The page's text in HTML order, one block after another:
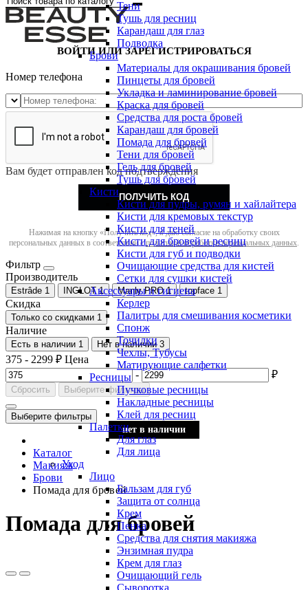
Тени
Тушь для ресниц
Карандаш для глаз
Подводка
Брови
Материалы для окрашивания бровей
Пинцеты для бровей
Укладка и ламинирование бровей
Краска для бровей
Средства для роста бровей
Карандаш для бровей
Помада для бровей
Тени для бровей
Гель для бровей
Тушь для бровей
Кисти
Кисти для пудры, румян и хайлайтера
Кисти для кремовых текстур
Кисти для теней
Кисти для бровей и ресниц
Кисти для губ и подводки
Очищающие средства для кистей
Сетки для сушки кистей
Аксессуары и гигиена
Керлер
Палитры для смешивания косметики
Спонж
Точилки
Чехлы, Тубусы
Матирующие салфетки
Ресницы
Пучковые ресницы
Накладные ресницы
Клей для ресниц
Палетки
Для глаз
Для лица
Уход
Лицо
Бальзам для губ
Защита от солнца
Крем
Пенка
Средства для снятия макияжа
Энзимная пудра
Крем для глаз
Очищающий гель
Сыворотка
ВОЙТИ ИЛИ ЗАРЕГИСТРИРОВАТЬСЯ
Номер телефона
Вам будет отправлен код подтверждения
ПОЛУЧИТЬ КОД
Нажимая на кнопку «Получить код», я даю согласие на обработку своих
персональных данных в соответствии сполитикой обработки персональных данных.
Фильтр
Производитель
Estrâde 1 INGLOT 1 Manly PRO 1 topface 1
Скидка
Только со cкидками 1
Наличие
Есть в наличии 1 Нет в наличии 3
375 - 2299 ₽ Цена
-
₽
Сбросить Выберите фильтры
Выберите фильтры
Каталог
Макияж
Брови
Помада для бровей
Помада для бровей
нет в наличии
нет в наличии
нет в наличии